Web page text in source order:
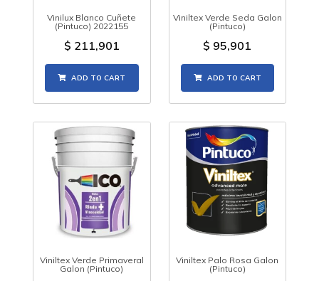
Vinilux Blanco Cuñete
(Pintuco) 2022155
$ 211,901
ADD TO CART
Viniltex Verde Seda Galon
(Pintuco)
$ 95,901
ADD TO CART
Viniltex Verde Primaveral
Galon (Pintuco)
Viniltex Palo Rosa Galon
(Pintuco)